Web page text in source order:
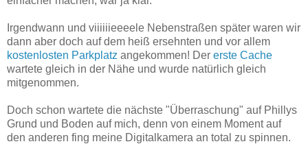
Irgendwann und viiiiiieeeele Nebenstraßen später waren wir
dann aber doch auf dem heiß ersehnten und vor allem
kostenlosten Parkplatz angekommen! Der erste Cache
wartete gleich in der Nähe und wurde natürlich gleich
mitgenommen.
Doch schon wartete die nächste "Überraschung" auf Phillys
Grund und Boden auf mich, denn von einem Moment auf
den anderen fing meine Digitalkamera an total zu spinnen.